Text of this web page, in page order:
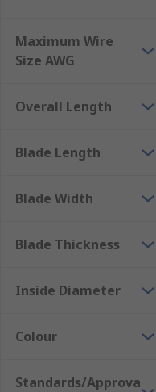
Maximum Wire
Size AWG
Overall Length
Blade Length
Blade Width
Blade Thickness
Inside Diameter
Colour
Standards/Approva